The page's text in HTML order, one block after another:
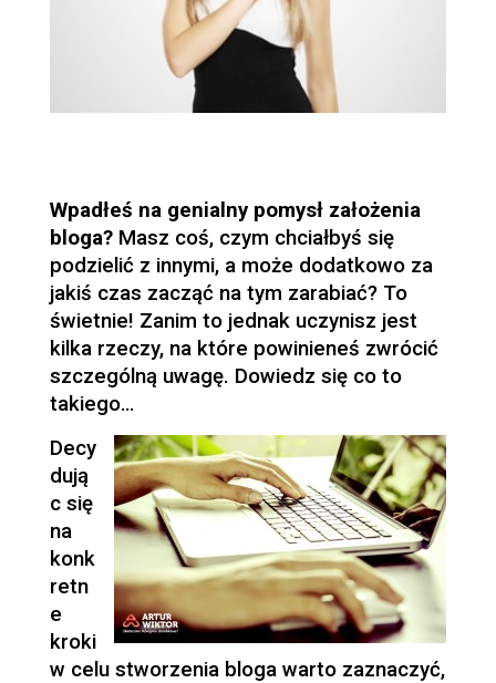
Wpadłeś na genialny pomysł założenia
bloga?Masz coś, czym chciałbyś się
podzielić z innymi, a może dodatkowo za
jakiś czas zacząć na tym zarabiać? To
świetnie! Zanim to jednak uczynisz jest
kilka rzeczy, na które powinieneś zwrócić
szczególną uwagę. Dowiedz się co to
takiego…
Decy
dują
c się
na
konk
retn
e
kroki
w celu stworzenia bloga warto zaznaczyć,